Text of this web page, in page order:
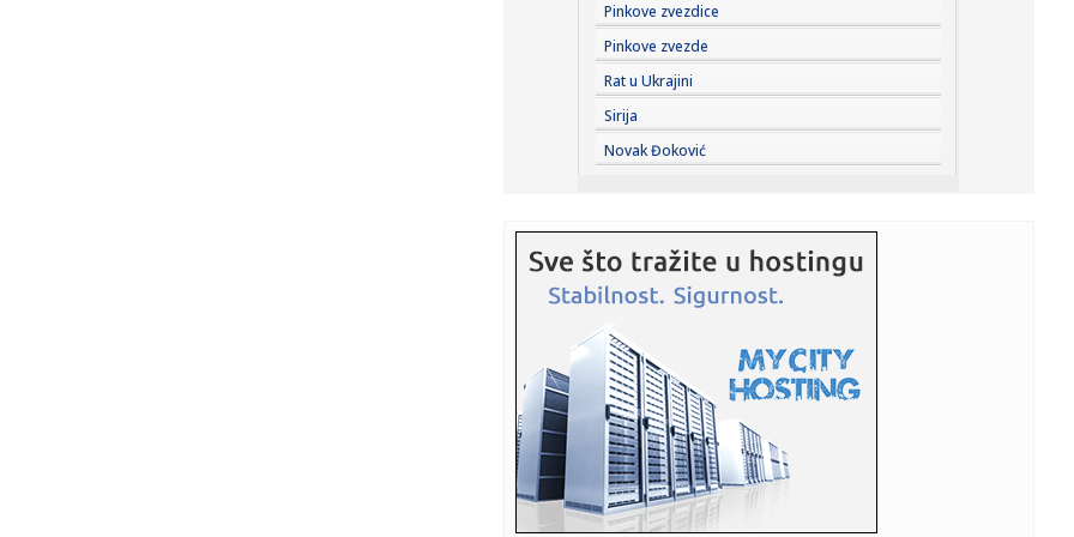
11:33:Izraelska vojska se povlači VIDEO
11:33:Odžaci: „Omladinac“ 23. avgusta dočekuje „Zadrugar“
11:29:Održana sednica Štaba za vanredne situacije; Ovo su
najnovije i...
11:28: Autorska vođenja kroz izložbu "Uroš Predić u Sentandreji"
u n...
11:28:
astronomskim račun...
11:27:Rasplet se bliži: Oglasio se MOL o kupovini NIS-a
11:27:Nastavlja se Superliga: Zvezda na popravnom posle
Hapoela, Partiz...
11:25:Belgija šalje vojnike na Grenland
Pinkove zvezdice
Pinkove zvezde
Rat u Ukrajini
Sirija
Novak Đoković